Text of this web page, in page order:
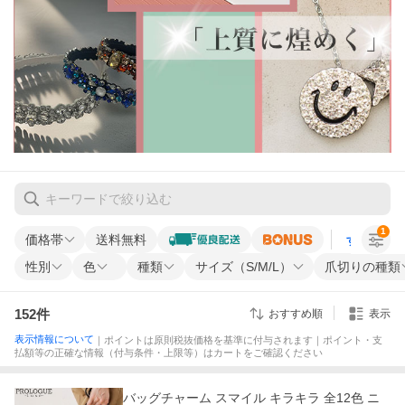
価格帯 送料無料 すべての条
性別 色 種類 サイズ（S/M/L） 爪切りの種類
1
152件 おすすめ順 表示
表示情報について ｜ポイントは原則税抜価格を基準に付与されます｜ポイント・支
払額等の正確な情報（付与条件・上限等）はカートをご確認ください
バッグチャーム スマイル キラキラ 全12色 ニ